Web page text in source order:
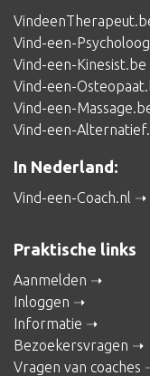
Vind-een-
Vind-een-Kinesist.be
Vind-een-
Vind-een-
Vind-een-
In Nederland:
Vind-een-Coach.nl
Praktische links
Aanmelden
Inloggen
Informatie
Bezoekersvragen
Vragen van coaches